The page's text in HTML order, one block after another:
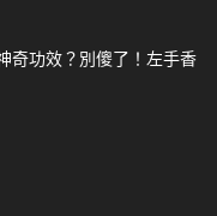
奇功效？別傻了！左手香